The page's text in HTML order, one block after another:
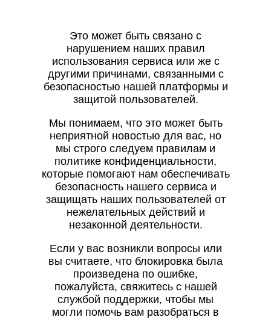
Это может быть связано с
нарушением наших правил
использования сервиса или же с
другими причинами, связанными с
безопасностью нашей платформы и
защитой пользователей.
Мы понимаем, что это может быть
неприятной новостью для вас, но
мы строго следуем правилам и
политике конфиденциальности,
которые помогают нам обеспечивать
безопасность нашего сервиса и
защищать наших пользователей от
нежелательных действий и
незаконной деятельности.
Если у вас возникли вопросы или
вы считаете, что блокировка была
произведена по ошибке,
пожалуйста, свяжитесь с нашей
службой поддержки, чтобы мы
могли помочь вам разобраться в